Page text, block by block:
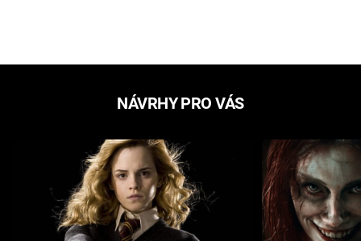
NÁVRHY PRO VÁS